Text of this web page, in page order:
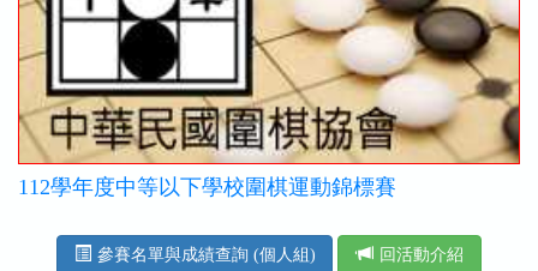
112學年度中等以下學校圍棋運動錦標賽
參賽名單與成績查詢 (個人組) 回活動介紹